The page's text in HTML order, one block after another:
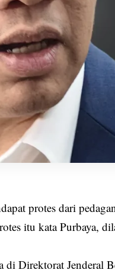
protes dari
itu kata Purbaya,
di Direktorat Jenderal